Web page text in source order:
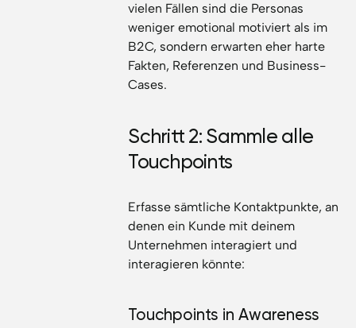
vielen Fällen sind die Personas
weniger emotional motiviert als im
B2C, sondern erwarten eher harte
Fakten, Referenzen und Business-
Cases.
Schritt 2: Sammle alle
Touchpoints
Erfasse sämtliche Kontaktpunkte, an
denen ein Kunde mit deinem
Unternehmen interagiert und
interagieren könnte:
Touchpoints in Awareness